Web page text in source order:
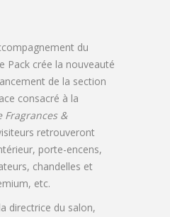
du
Pack crée la nouveauté
de la section
consacré à la
Fragrances &
retrouveront
porte-encens,
chandelles et
etc.
directrice du salon,